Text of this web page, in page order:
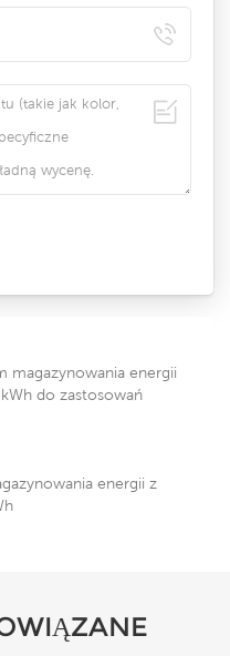
magazynowania energii
do zastosowań
energii z